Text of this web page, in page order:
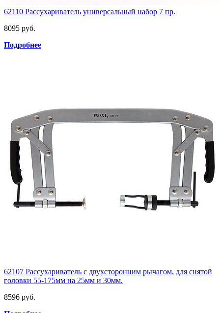
62110 Рассухариватель универсальный набор 7 пр.
8095 руб.
Подробнее
62107 Рассухариватель с двухсторонним рычагом, для снятой
головки 55-175мм на 25мм и 30мм.
8596 руб.